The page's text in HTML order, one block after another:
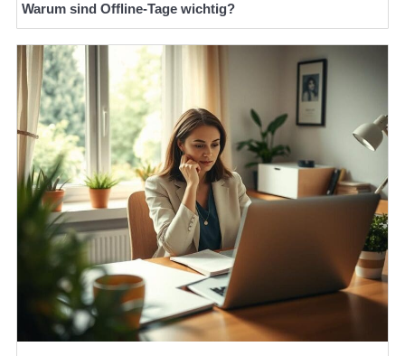
Warum sind Offline-Tage wichtig?